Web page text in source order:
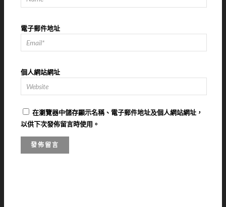
電子郵件地址
個人網站網址
在瀏覽器中儲存顯示名稱、電子郵件地址及個人網站網址，
以供下次發佈留言時使用。